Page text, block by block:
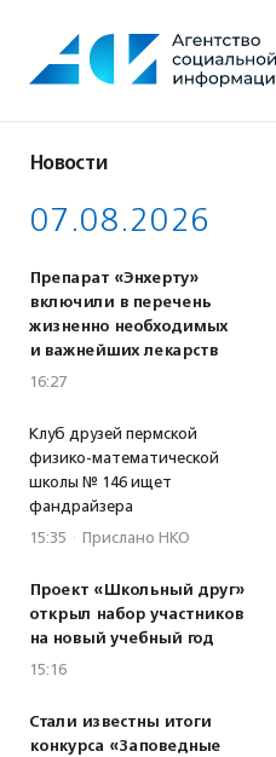
содержанию
Новости
07.08.2026
Препарат «Энхерту»
включили в перечень
жизненно необходимых
и важнейших лекарств
16:27
Клуб друзей пермской
физико-математической
школы № 146 ищет
фандрайзера
15:35 · Прислано НКО
Проект «Школьный друг»
открыл набор участников
на новый учебный год
15:16
Стали известны итоги
конкурса «Заповедные